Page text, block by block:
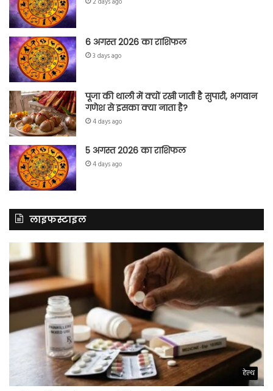
6 अगस्त 2026 का राशिफल
3 days ago
पूजा की थाली में क्यों रखी जाती है सुपारी, भगवान
गणेश से इसका क्या नाता है?
4 days ago
5 अगस्त 2026 का राशिफल
4 days ago
लाइफस्टाइल
हेल्थ